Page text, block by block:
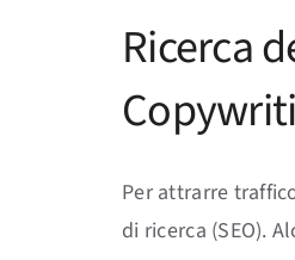
Ricerca
Per attrarre
di ricerca (SEO).